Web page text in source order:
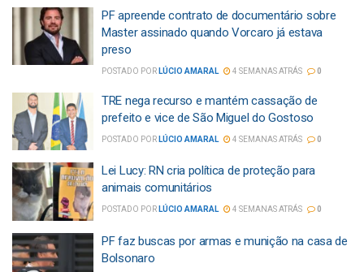
PF apreende contrato de documentário sobre
Master assinado quando Vorcaro já estava
preso
POSTADO POR LÚCIO AMARAL 4 SEMANAS ATRÁS 0
TRE nega recurso e mantém cassação de
prefeito e vice de São Miguel do Gostoso
POSTADO POR LÚCIO AMARAL 4 SEMANAS ATRÁS 0
Lei Lucy: RN cria política de proteção para
animais comunitários
POSTADO POR LÚCIO AMARAL 4 SEMANAS ATRÁS 0
PF faz buscas por armas e munição na casa de
Bolsonaro